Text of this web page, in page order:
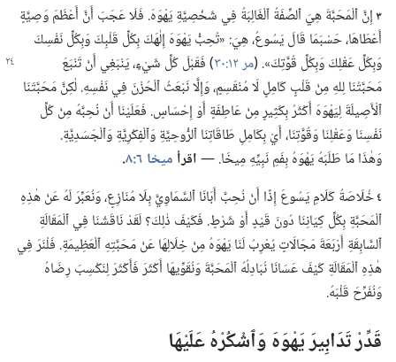
٣ إِنَّ ٱلْمَحَبَّةَ هِيَ ٱلصِّفَةُ ٱلْغَالِبَةُ فِي شَخْصِيَّةِ يَهْوَهَ.‏ فَلَا عَجَبَ أَنَّ أَعْظَمَ وَصِيَّةٍ
أَعْطَاهَا،‏ حَسْبَمَا قَالَ يَسُوعُ،‏ هِيَ:‏ «تُحِبُّ يَهْوَهَ إِلٰهَكَ بِكُلِّ قَلْبِكَ وَبِكُلِّ نَفْسِكَ
وَبِكُلِّ عَقْلِكَ وَبِكُلِّ قُوَّتِكَ».‏ (‏مر ١٢:‏٣٠ ‏)‏ فَقَبْلَ كُلِّ شَيْءٍ،‏يَنْبَغِي أَنْ تَنْبَعَ
مَحَبَّتُنَا لِلهِ مِنْ قَلْبٍ كَامِلٍ لَا مُنْقَسِمٍ،‏ وَإِلَّا نَبْعَثُ ٱلْحُزْنَ فِي نَفْسِهِ.‏ لٰكِنَّ مَحَبَّتَنَا
ٱلْأَصِيلَةَ لِيَهْوَهَ أَكْثَرُ بِكَثِيرٍ مِنْ عَاطِفَةٍ أَوْ إِحْسَاسٍ.‏ فَعَلَيْنَا أَنْ نُحِبَّهُ مِنْ كُلِّ
نَفْسِنَا وَعَقْلِنَا وَقُوَّتِنَا،‏ أَيْ بِكَامِلِ طَاقَاتِنَا ٱلرُّوحِيَّةِ وَٱلْفِكْرِيَّةِ وَٱلْجَسَدِيَّةِ.‏
وَهٰذَا مَا طَلَبَهُ يَهْوَهُ بِفَمِ نَبِيِّهِ مِيخَا.‏ —‏اقرأ ميخا ٦:‏٨ ‏.‏
٤خُلَاصَةُ كَلَامِ يَسُوعَ إِذًا أَنْ نُحِبَّ أَبَانَا ٱلسَّمَاوِيَّ بِلَا مُنَازِعٍ،‏ وَنُعَبِّرَ لَهُ عَنْ هٰذِهِ
ٱلْمَحَبَّةِ بِكُلِّ كِيَانِنَا دُونَ قَيْدٍ أَوْ شَرْطٍ.‏ فَكَيْفَ ذٰلِكَ؟‏ لَقَدْ نَاقَشْنَا فِي ٱلْمَقَالَةِ
ٱلسَّابِقَةِ أَرْبَعَةَ مَجَالَاتٍ يُعْرِبُ لَنَا يَهْوَهُ مِنْ خِلَالِهَا عَنْ مَحَبَّتِهِ ٱلْعَظِيمَةِ.‏ فَلْنَرَ فِي
هٰذِهِ ٱلْمَقَالَةِ كَيْفَ عَسَانَا نُبَادِلُهُ ٱلْمَحَبَّةَ وَنُقَوِّيهَا أَكْثَرَ فَأَكْثَرَ لِنَكْسِبَ رِضَاهُ
وَنُفَرِّحَ قَلْبَهُ.‏
قَدِّرْ تَدَابِيرَ يَهْوَهَ وَٱشْكُرْهُ عَلَيْهَا